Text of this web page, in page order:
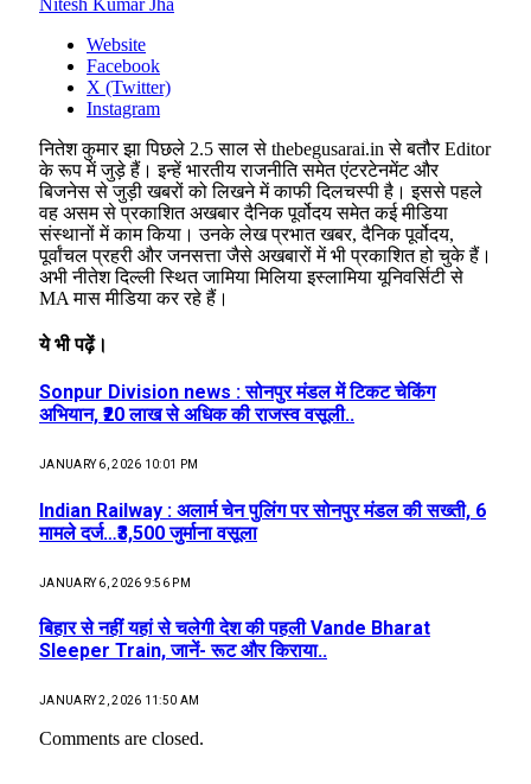
Website
Facebook
X (Twitter)
Instagram
नितेश कुमार झा पिछले 2.5 साल से thebegusarai.in से बतौर Editor
के रूप में जुड़े हैं। इन्हें भारतीय राजनीति समेत एंटरटेनमेंट और
बिजनेस से जुड़ी खबरों को लिखने में काफी दिलचस्पी है। इससे पहले
वह असम से प्रकाशित अखबार दैनिक पूर्वोदय समेत कई मीडिया
संस्थानों में काम किया। उनके लेख प्रभात खबर, दैनिक पूर्वोदय,
पूर्वांचल प्रहरी और जनसत्ता जैसे अखबारों में भी प्रकाशित हो चुके हैं।
अभी नीतेश दिल्ली स्थित जामिया मिलिया इस्लामिया यूनिवर्सिटी से
MA मास मीडिया कर रहे हैं।
ये भी पढ़ें।
Sonpur Division news : सोनपुर मंडल में टिकट चेकिंग
अभियान, ₹20 लाख से अधिक की राजस्व वसूली..
JANUARY 6, 2026 10:01 PM
Indian Railway : अलार्म चेन पुलिंग पर सोनपुर मंडल की सख्ती, 6
मामले दर्ज…₹3,500 जुर्माना वसूला
JANUARY 6, 2026 9:56 PM
बिहार से नहीं यहां से चलेगी देश की पहली Vande Bharat
Sleeper Train, जानें- रूट और किराया..
JANUARY 2, 2026 11:50 AM
Comments are closed.